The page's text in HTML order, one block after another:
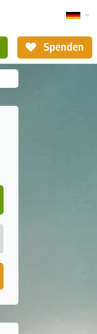
Spenden